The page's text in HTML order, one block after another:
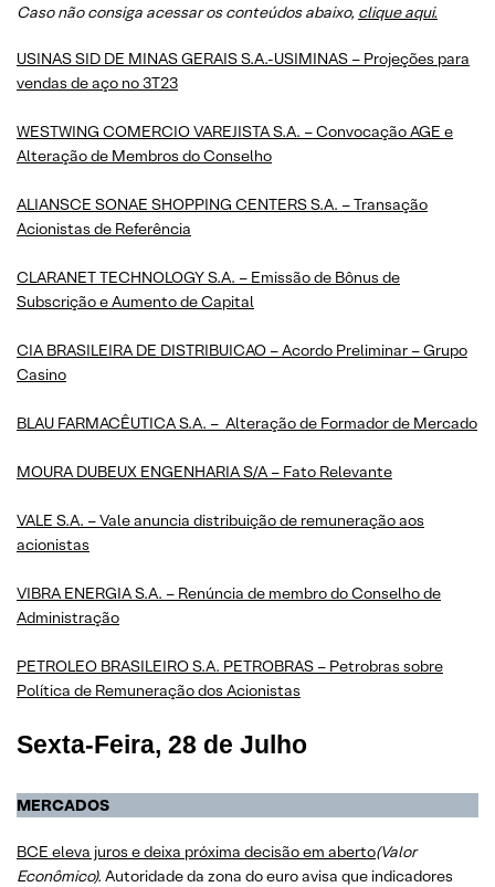
Caso não consiga acessar os conteúdos abaixo, clique aqui.
USINAS SID DE MINAS GERAIS S.A.-USIMINAS – Projeções para
vendas de aço no 3T23
WESTWING COMERCIO VAREJISTA S.A. – Convocação AGE e
Alteração de Membros do Conselho
ALIANSCE SONAE SHOPPING CENTERS S.A. – Transação
Acionistas de Referência
CLARANET TECHNOLOGY S.A. – Emissão de Bônus de
Subscrição e Aumento de Capital
CIA BRASILEIRA DE DISTRIBUICAO – Acordo Preliminar – Grupo
Casino
BLAU FARMACÊUTICA S.A. – Alteração de Formador de Mercado
MOURA DUBEUX ENGENHARIA S/A – Fato Relevante
VALE S.A. – Vale anuncia distribuição de remuneração aos
acionistas
VIBRA ENERGIA S.A. – Renúncia de membro do Conselho de
Administração
PETROLEO BRASILEIRO S.A. PETROBRAS – Petrobras sobre
Política de Remuneração dos Acionistas
Sexta-Feira, 28 de Julho
MERCADOS
​​​​​​​BCE eleva juros e deixa próxima decisão em aberto(Valor
Econômico). Autoridade da zona do euro avisa que indicadores